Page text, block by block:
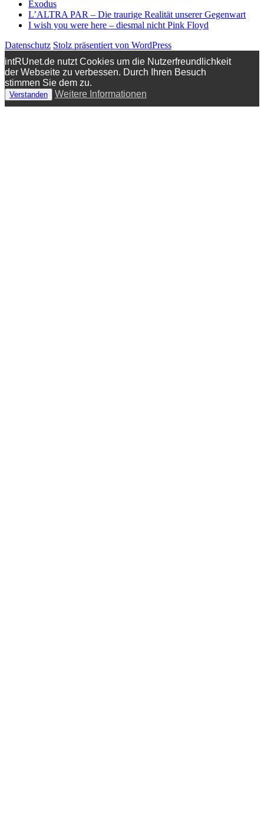
Exodus
L’ALTRA PAR – Die traurige Realität unserer Gegenwart
I wish you were here – diesmal nicht Pink Floyd
Datenschutz Stolz präsentiert von WordPress
intRUnet.de nutzt Cookies um die Nutzerfreundlichkeit
der Webseite zu verbessen. Durch Ihren Besuch
stimmen Sie dem zu.
Verstanden Weitere Informationen